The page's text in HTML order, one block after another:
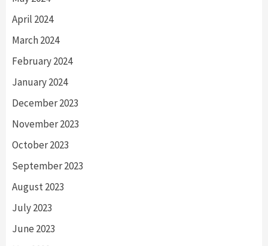
April 2024
March 2024
February 2024
January 2024
December 2023
November 2023
October 2023
September 2023
August 2023
July 2023
June 2023